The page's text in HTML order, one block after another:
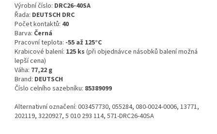
Výrobní číslo: DRC26-40SA
Řada: DEUTSCH DRC
Počet kontaktů: 40
Barva: Černá
Pracovní teplota: -55 až 125°C
Krabicové balení: 125 ks (při objednávce násobků balení možná
lepší cena)
Váha: 77,22 g
Brand: DEUTSCH
Číslo celního sazebníku: 85389099
Alternativní označení: 003457730, 055284, 080-0024-0006, 13771,
202119, 3220927, 5 010 293 114, 571-DRC26-40SA